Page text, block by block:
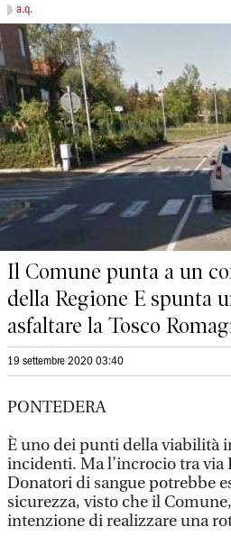
a.q.
Il Comune punta a un
della Regione E spunta
asfaltare la Tosco
19 settembre 2020 03:40
PONTEDERA
È uno dei punti della viabilità
incidenti. Ma l’incrocio tra via
Donatori di sangue potrebbe
sicurezza, visto che il
intenzione di realizzare una